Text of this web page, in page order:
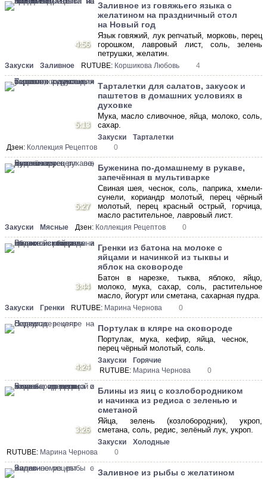
4:56
Заливное из говяжьего языка с
желатином на праздничный стол
на Новый год
Язык говяжий, лук репчатый, морковь, перец
горошком, лавровый лист, соль, зелень
петрушки, желатин.
Закуски Заливное RUTUBE: Коршикова Любовь 4
5:13
Тарталетки для салатов, закусок и
паштетов в домашних условиях в
духовке
Мука, масло сливочное, яйца, молоко, соль,
сахар.
Закуски
Тарталетки
Дзен: Коллекция Рецептов 0
5:27
Буженина по-домашнему в рукаве,
запечённая в мультиварке
Свиная шея, чеснок, соль, паприка, хмели-
сунели, кориандр молотый, перец чёрный
молотый, перец красный острый, горчица,
масло растительное, лавровый лист.
Закуски Мясные Дзен: Коллекция Рецептов 0
3:44
Гренки из батона на молоке с
яйцами и начинкой из тыквы и
яблок на сковороде
Батон в нарезке, тыква, яблоко, яйцо,
молоко, мука, сахар, соль, растительное
масло, йогурт или сметана, сахарная пудра.
Закуски Гренки RUTUBE: Марина Чернова 0
4:24
Портулак в кляре на сковороде
Портулак, мука, кефир, яйца, чеснок,
перец чёрный молотый, соль.
Закуски
Горячие
RUTUBE: Марина Чернова 0
3:26
Блины из яиц с козлобородником
и начинка из редиса с зеленью и
сметаной
Яйца, зелень (козлобородник), укроп,
сметана, соль, редис, зелёный лук, укроп.
Закуски
Холодные
RUTUBE: Марина Чернова 0
Заливное из рыбы с желатином